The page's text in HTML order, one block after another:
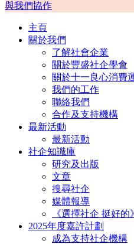
與我們協作
主頁
關於我們
了解社會企業
關於豐盛社企學會
關於十一良心消費
我們的工作
聯絡我們
合作及支持機構
最新活動
最新活動
社企知識庫
研究及出版
文章
搜尋社企
媒體報導
《選擇社企 挺好
2025年度嘉許計劃
成為支持社企機構